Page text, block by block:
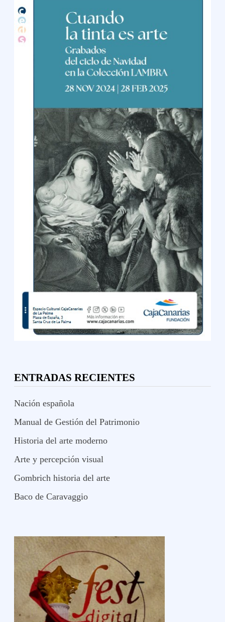
ENTRADAS RECIENTES
Nación española
Manual de Gestión del Patrimonio
Historia del arte moderno
Arte y percepción visual
Gombrich historia del arte
Baco de Caravaggio